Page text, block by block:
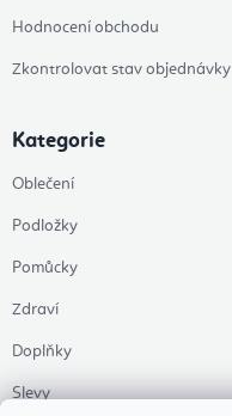
Hodnocení obchodu
Zkontrolovat stav objednávky
Kategorie
Oblečení
Podložky
Pomůcky
Zdraví
Doplňky
Slevy